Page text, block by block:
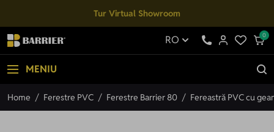
Tur Virtual Showroom
RO 0
MENIU
Home / Ferestre PVC / Ferestre Barrier 80 / Fereastră PVC cu